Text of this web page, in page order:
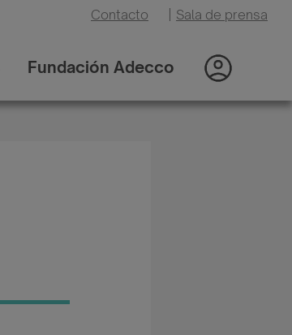
Contacto Sala de prensa
Fundación Adecco